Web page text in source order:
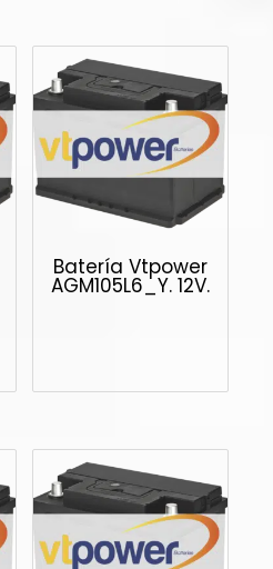
Batería Vtpower
AGM105L6_Y. 12V.